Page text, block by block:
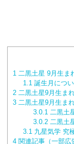
1 二黒土星 9月生ま
1.1 誕生月につ
2 二黒土星9月生ま
3 二黒土星9月生ま
3.0.1 二黒土
3.0.2 二黒土
3.1 九星気学 究
4 関連記事（一部広